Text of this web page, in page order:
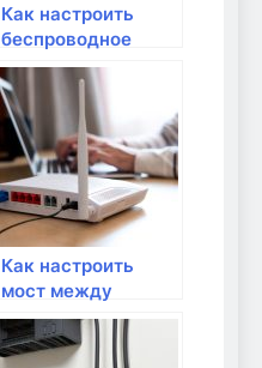
Как настроить
беспроводное
соединение Wi-Fi в
домашней сети?
Как настроить
мост между
роутерами для
увеличения